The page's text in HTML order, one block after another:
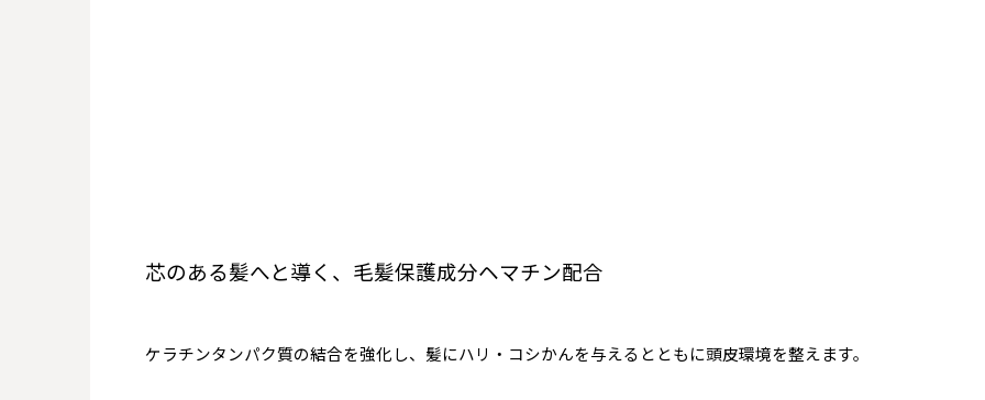
芯のある髪へと導く、毛髪保護成分ヘマチン配合
ケラチンタンパク質の結合を強化し、髪にハリ・コシかんを与えるとともに頭皮環境を整えます。